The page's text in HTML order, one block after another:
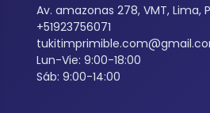
Av. amazonas 278, VMT, Lima,
+51923756071
Lun-Vie: 9:00-18:00
Sáb: 9:00-14:00